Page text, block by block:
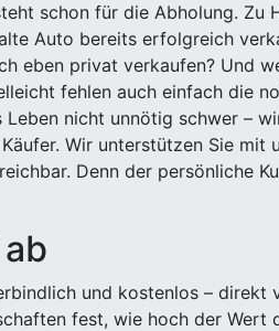
schon für die Abholung. Zu
Auto bereits erfolgreich
eben privat verkaufen? Und
fehlen auch einfach die
nicht unnötig schwer –
Wir unterstützen Sie
Denn der persönliche
und kostenlos – direkt
fest, wie hoch der Wert